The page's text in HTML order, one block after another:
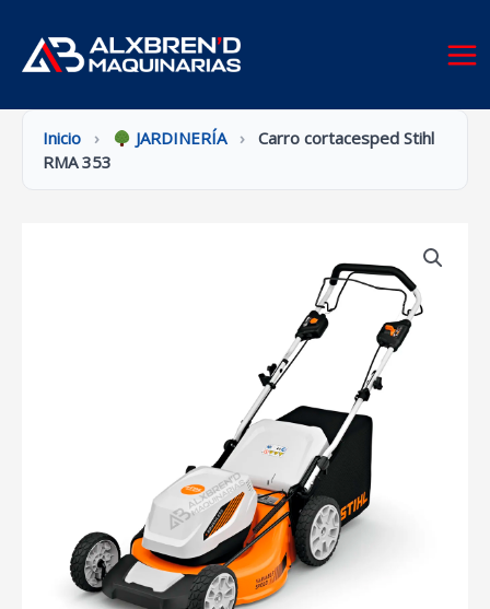
contenido
Inicio › JARDINERÍA ›
Carro cortacesped Stihl
RMA 353